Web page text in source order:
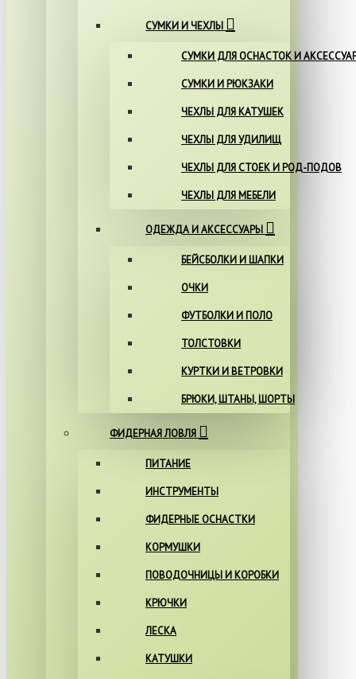
СУМКИ И ЧЕХЛЫ
СУМКИ ДЛЯ ОСНАСТОК И
СУМКИ И РЮКЗАКИ
ЧЕХЛЫ ДЛЯ КАТУШЕК
ЧЕХЛЫ ДЛЯ УДИЛИЩ
ЧЕХЛЫ ДЛЯ СТОЕК И РОД-ПОДОВ
ЧЕХЛЫ ДЛЯ МЕБЕЛИ
ОДЕЖДА И АКСЕССУАРЫ
БЕЙСБОЛКИ И ШАПКИ
ОЧКИ
ФУТБОЛКИ И ПОЛО
ТОЛСТОВКИ
КУРТКИ И ВЕТРОВКИ
БРЮКИ, ШТАНЫ, ШОРТЫ
ФИДЕРНАЯ ЛОВЛЯ
ПИТАНИЕ
ИНСТРУМЕНТЫ
ФИДЕРНЫЕ ОСНАСТКИ
КОРМУШКИ
ПОВОДОЧНИЦЫ И КОРОБКИ
КРЮЧКИ
ЛЕСКА
КАТУШКИ